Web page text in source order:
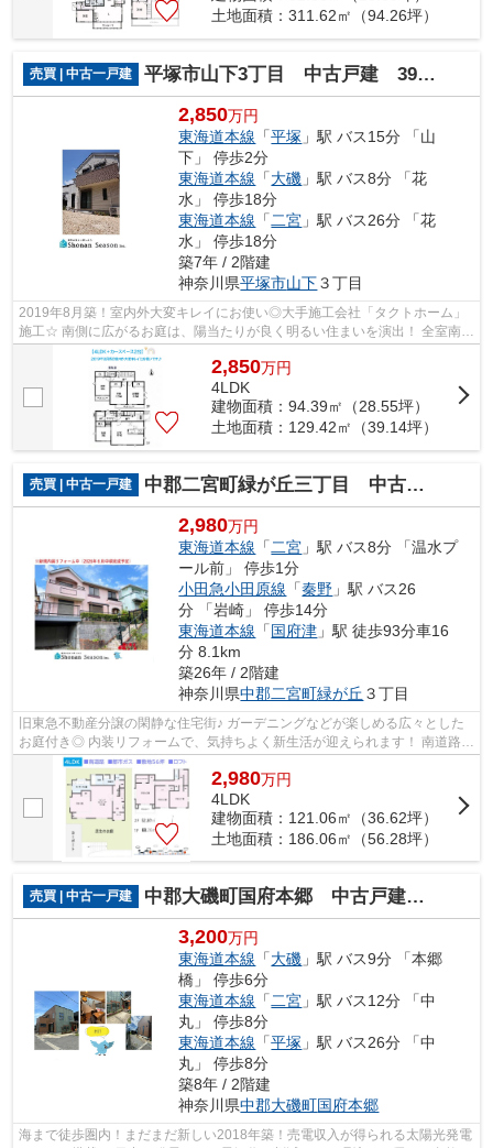
土地面積：311.62㎡（94.26坪）
売買 | 中古一戸建 平塚市山下3丁目 中古戸建 39.14坪
2,850万円
東海道本線 「平塚 」駅 バス15分 「山
下」 停歩2分
東海道本線 「大磯 」駅 バス8分 「花
水」 停歩18分
東海道本線 「 二宮 」駅 バス26分 「花
水」 停歩18分
築7年 / 2階建
神奈川県平塚市山下３丁目
2019年8月築！室内外大変キレイにお使い◎大手施工会社「タクトホーム」
施工☆ 南側に広がるお庭は、陽当たりが良く明るい住まいを演出！ 全室南向
き◎一日を通して明るく心地よい住空間...
2,850万円
4LDK
建物面積：94.39㎡（28.55坪）
土地面積：129.42㎡（39.14坪）
売買 | 中古一戸建 中郡二宮町緑が丘三丁目 中古戸建 56.28坪
2,980万円
東海道本線 「二宮 」駅 バス8分 「温水プ
ール前」 停歩1分
小田急小田原線 「秦野 」駅 バス26
分 「岩崎」 停歩14分
東海道本線 「国府津 」駅 徒歩93分車16
分 8.1km
築26年 / 2階建
神奈川県中郡二宮町緑が丘 ３丁目
旧東急不動産分譲の閑静な住宅街♪ ガーデニングなどが楽しめる広々とした
お庭付き◎ 内装リフォームで、気持ちよく新生活が迎えられます！ 南道路に
面しており、陽当たり良好☆ WIC・ロ...
2,980万円
4LDK
建物面積：121.06㎡（36.62坪）
土地面積：186.06㎡（56.28坪）
売買 | 中古一戸建 中郡大磯町国府本郷 中古戸建 43.87坪
3,200万円
東海道本線 「大磯 」駅 バス9分 「本郷
橋」 停歩6分
東海道本線 「 二宮 」駅 バス12分 「中
丸」 停歩8分
東海道本線 「平塚 」駅 バス26分 「中
丸」 停歩8分
築8年 / 2階建
神奈川県中郡大磯町国府本郷
海まで徒歩圏内！まだまだ新しい2018年築！売電収入が得られる太陽光発電